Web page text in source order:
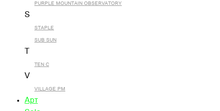
PURPLE MOUNTAIN OBSERVATORY
S
STAPLE
SUB SUN
TEN C
V
VILLAGE PM
Арт